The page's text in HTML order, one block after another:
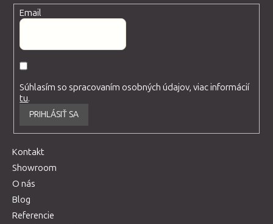
Email
Súhlasím so spracovaním osobných údajov, viac informácií
tu.
PRIHLÁSIŤ SA
Kontakt
Showroom
O nás
Blog
Referencie